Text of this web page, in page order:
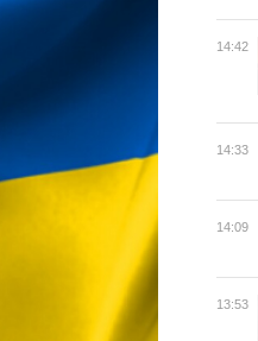
14:42
14:33
14:09
13:53